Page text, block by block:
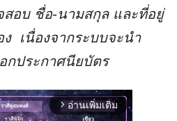
สอบ ชื่อ-นามสกุล และที่อยู่
ง เนื่องจากระบบจะนำ
กประกาศนียบัตร
arrow_forward_ios อ่านเพิ่มเติม